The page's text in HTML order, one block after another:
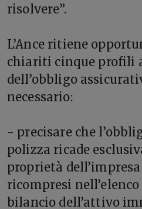
risolvere”.
L’Ance ritiene
chiariti cinque profili
dell’obbligo
necessario:
- precisare che
polizza ricade
proprietà
ricompresi
bilancio dell’attivo